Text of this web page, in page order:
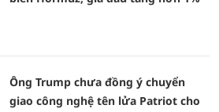
Ông Trump chưa đồng ý chuyển
giao công nghệ tên lửa Patriot cho